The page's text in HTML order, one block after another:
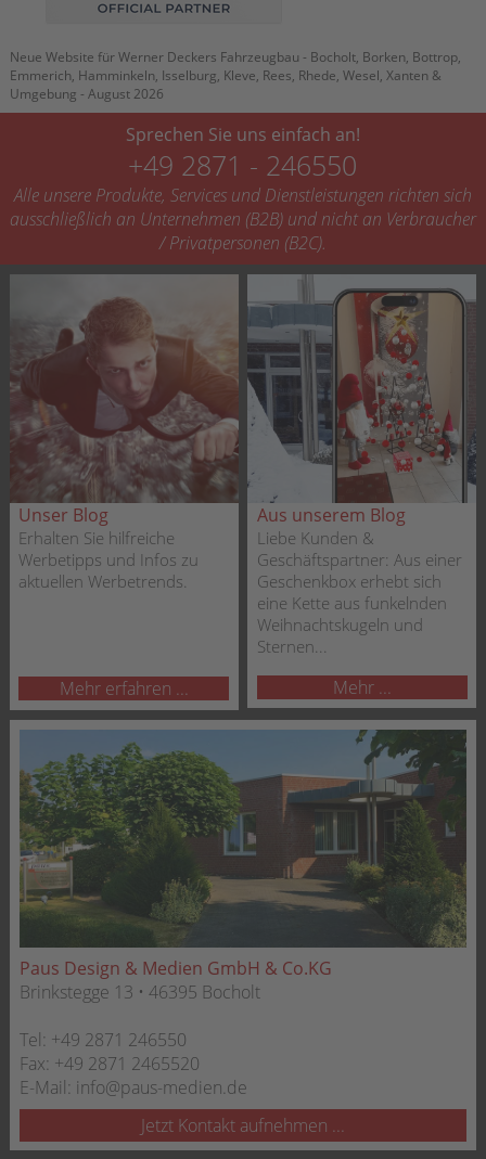
Neue Website für Werner Deckers Fahrzeugbau - Bocholt, Borken, Bottrop,
Emmerich, Hamminkeln, Isselburg, Kleve, Rees, Rhede, Wesel, Xanten &
Umgebung - August 2026
Sprechen Sie uns einfach an!
+49 2871 - 246550
Alle unsere Produkte, Services und Dienstleistungen richten sich
ausschließlich an Unternehmen (B2B) und nicht an Verbraucher
/ Privatpersonen (B2C).
Unser Blog
Erhalten Sie hilfreiche
Werbetipps und Infos zu
aktuellen Werbetrends.
Mehr erfahren ...
Aus unserem Blog
Liebe Kunden &
Geschäftspartner: Aus einer
Geschenkbox erhebt sich
eine Kette aus funkelnden
Weihnachtskugeln und
Sternen...
Mehr ...
Paus Design & Medien GmbH & Co.KG
Brinkstegge 13 • 46395 Bocholt
Tel: +49 2871 246550
Fax: +49 2871 2465520
E-Mail: info@paus-medien.de
Jetzt Kontakt aufnehmen ...